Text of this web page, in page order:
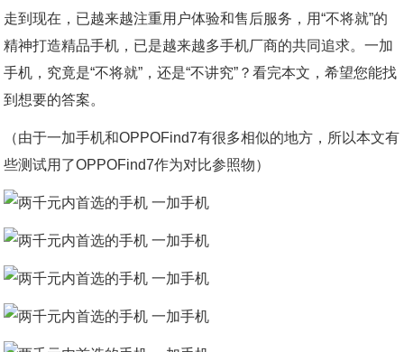
走到现在，已越来越注重用户体验和售后服务，用“不将就”的
精神打造精品手机，已是越来越多手机厂商的共同追求。一加
手机，究竟是“不将就”，还是“不讲究”？看完本文，希望您能找
到想要的答案。
（由于一加手机和OPPOFind7有很多相似的地方，所以本文有
些测试用了OPPOFind7作为对比参照物）